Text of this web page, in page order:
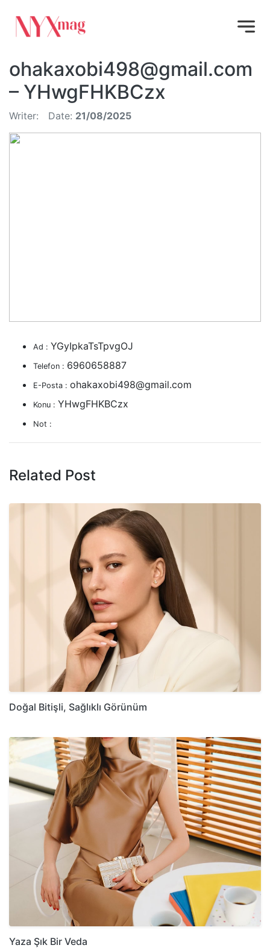
ohakaxobi498@gmail.com
– YHwgFHKBCzx
Writer: Date: 21/08/2025
Ad : YGyIpkaTsTpvgOJ
Telefon : 6960658887
E-Posta : ohakaxobi498@gmail.com
Konu : YHwgFHKBCzx
Not :
Related Post
Doğal Bitişli, Sağlıklı Görünüm
Yaza Şık Bir Veda